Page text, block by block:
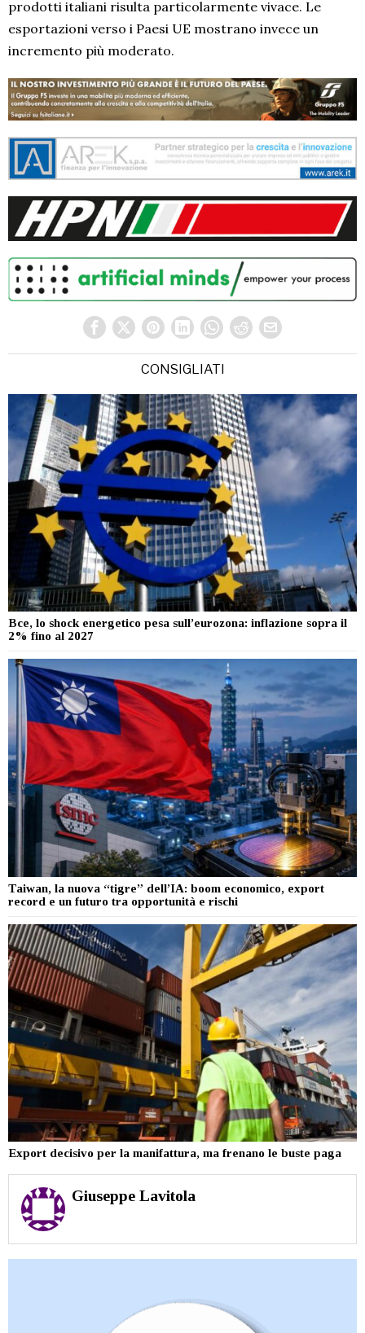
prodotti italiani risulta particolarmente vivace. Le
esportazioni verso i Paesi UE mostrano invece un
incremento più moderato.
CONSIGLIATI
Bce, lo shock energetico pesa sull’eurozona: inflazione sopra il
2% fino al 2027
Taiwan, la nuova “tigre” dell’IA: boom economico, export
record e un futuro tra opportunità e rischi
Export decisivo per la manifattura, ma frenano le buste paga
Giuseppe Lavitola